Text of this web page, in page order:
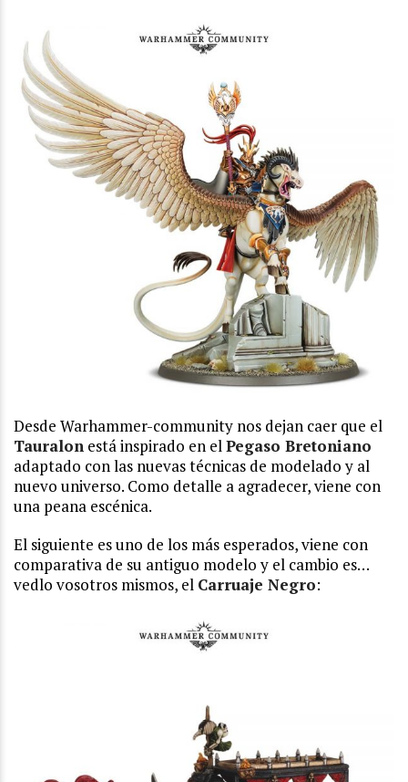
Desde Warhammer-community nos dejan caer que el
Tauralon está inspirado en elPegaso Bretoniano
adaptado con las nuevas técnicas de modelado y al
nuevo universo. Como detalle a agradecer, viene con
una peana escénica.
El siguiente es uno de los más esperados, viene con
comparativa de su antiguo modelo y el cambio es…
vedlo vosotros mismos, el Carruaje Negro: